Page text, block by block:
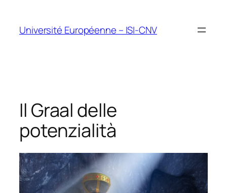
contenuto
Université Européenne – ISI-CNV
Il Graal delle
potenzialità